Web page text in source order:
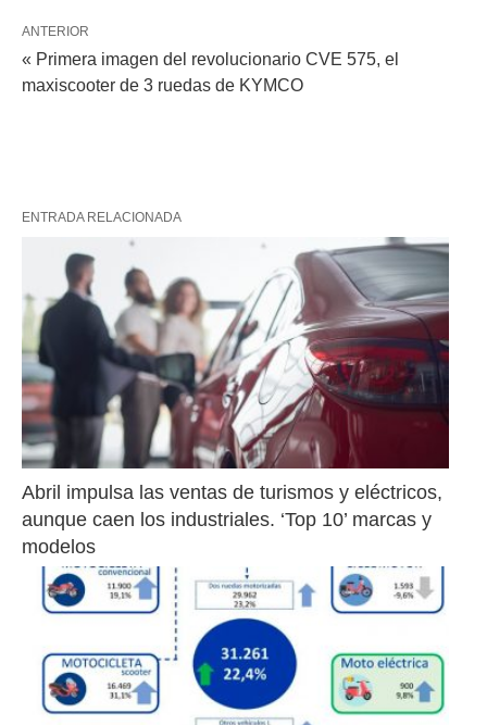
ANTERIOR
« Primera imagen del revolucionario CVE 575, el
maxiscooter de 3 ruedas de KYMCO
ENTRADA RELACIONADA
Abril impulsa las ventas de turismos y eléctricos,
aunque caen los industriales. ‘Top 10’ marcas y
modelos